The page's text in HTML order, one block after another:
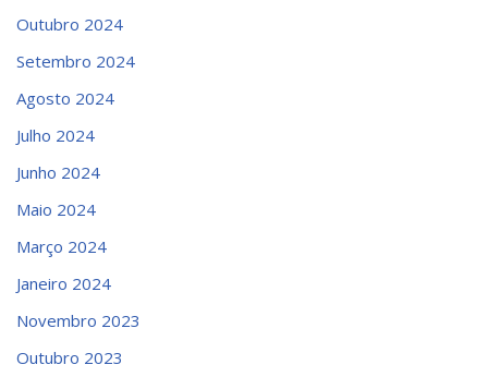
Outubro 2024
Setembro 2024
Agosto 2024
Julho 2024
Junho 2024
Maio 2024
Março 2024
Janeiro 2024
Novembro 2023
Outubro 2023